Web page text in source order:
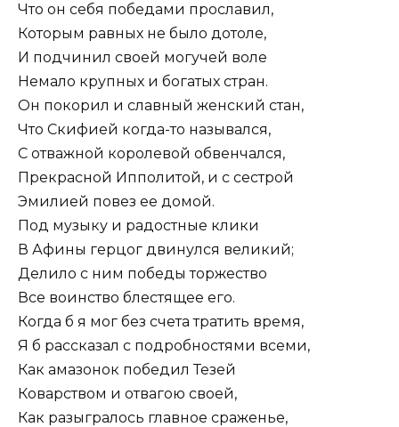
Что он себя победами прославил,
Которым равных не было дотоле,
И подчинил своей могучей воле
Немало крупных и богатых стран.
Он покорил и славный женский стан,
Что Скифией когда-то назывался,
С отважной королевой обвенчался,
Прекрасной Ипполитой, и с сестрой
Эмилией повез ее домой.
Под музыку и радостные клики
В Афины герцог двинулся великий;
Делило с ним победы торжество
Все воинство блестящее его.
Когда б я мог без счета тратить время,
Я б рассказал с подробностями всеми,
Как амазонок победил Тезей
Коварством и отвагою своей,
Как разыгралось главное сраженье,